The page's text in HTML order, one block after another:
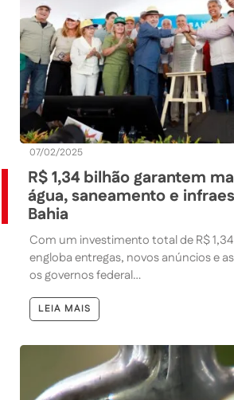
07/02/2025
R$ 1,34 bilhão garantem
água, saneamento e
Bahia
Com um investimento total de R$
engloba entregas, novos anúncios e
os governos federal…
LEIA MAIS